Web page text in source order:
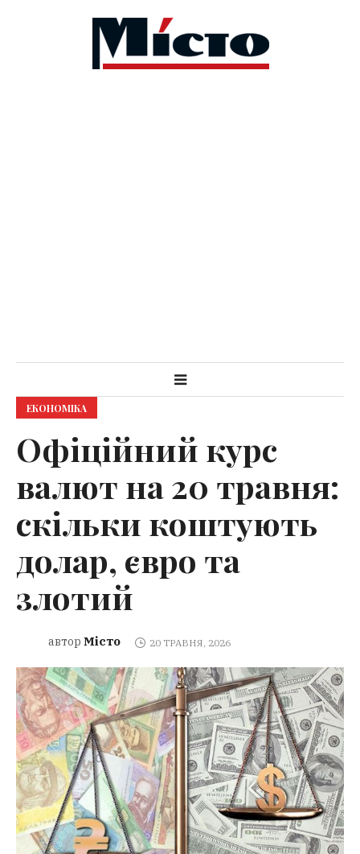
ЕКОНОМІКА
Офіційний курс
валют на 20 травня:
скільки коштують
долар, євро та
злотий
автор Місто 20 ТРАВНЯ, 2026